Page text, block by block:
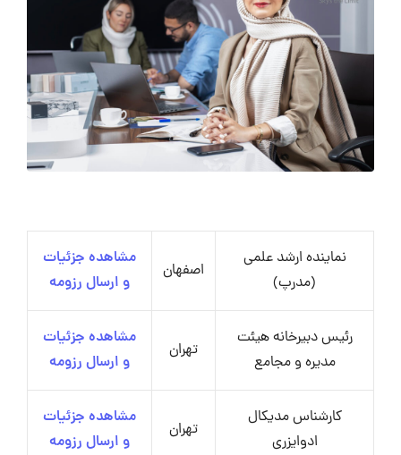
نماینده ارشد علمی
(مدرپ)
اصفهان
مشاهده جزئیات
و ارسال رزومه
رئیس دبیرخانه هیئت
مدیره و مجامع
تهران
مشاهده جزئیات
و ارسال رزومه
کارشناس مدیکال
ادوایزری
تهران
مشاهده جزئیات
و ارسال رزومه